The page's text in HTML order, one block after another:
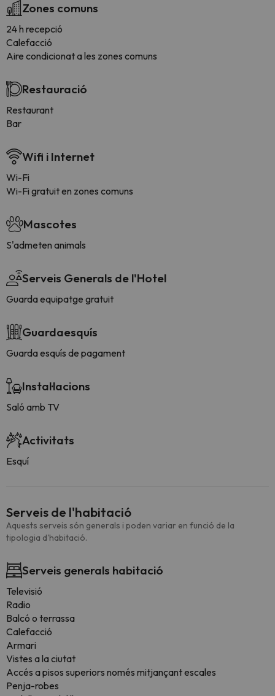
Zones comuns
24 h recepció
Calefacció
Aire condicionat a les zones comuns
Restauració
Restaurant
Bar
Wifi i Internet
Wi-Fi
Wi-Fi gratuit en zones comuns
Mascotes
S'admeten animals
Serveis Generals de l'Hotel
Guarda equipatge gratuit
Guardaesquís
Guarda esquís de pagament
Instal·lacions
Saló amb TV
Activitats
Esquí
Serveis de l'habitació
Aquests serveis són generals i poden variar en funció de la
tipologia d'habitació.
Serveis generals habitació
Televisió
Radio
Balcó o terrassa
Calefacció
Armari
Vistes a la ciutat
Accés a pisos superiors només mitjançant escales
Penja-robes